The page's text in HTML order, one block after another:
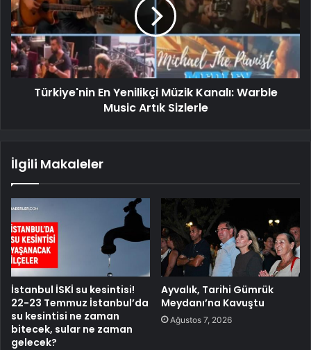
Türkiye'nin En Yenilikçi Müzik Kanalı: Warble
Music Artık Sizlerle
İlgili Makaleler
İstanbul İSKİ su kesintisi!
22-23 Temmuz İstanbul’da
su kesintisi ne zaman
bitecek, sular ne zaman
gelecek?
Ayvalık, Tarihi Gümrük
Meydanı’na Kavuştu
Ağustos 7, 2026